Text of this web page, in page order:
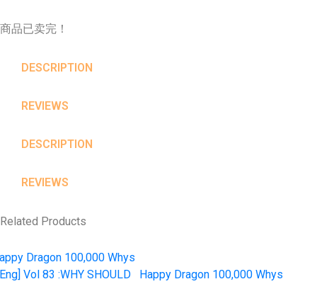
商品已卖完！
DESCRIPTION
REVIEWS
DESCRIPTION
REVIEWS
Related Products
Dragon 100,000 Whys
Vol 83 :WHY SHOULD
Happy Dragon 100,000 Whys